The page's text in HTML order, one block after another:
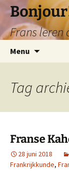
naar
de
inhoud
Frans leren
Menu
Tag
Franse
28 juni 2018
Frankrijkkunde,